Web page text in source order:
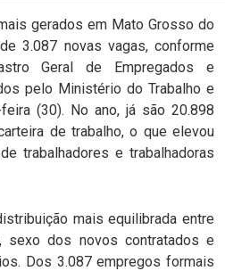
gerados em Mato Grosso do
3.087 novas vagas, conforme
Geral de Empregados e
pelo Ministério do Trabalho e
(30). No ano, já são 20.898
de trabalho, o que elevou
trabalhadores e trabalhadoras
mais equilibrada entre
sexo dos novos contratados e
Dos 3.087 empregos formais